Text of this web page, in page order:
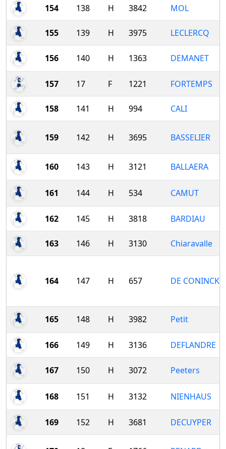
154 138 H 3842 MOL
155 139 H 3975 LECLERCQ
156 140 H 1363 DEMANET
157 17 F 1221 FORTEMPS
158 141 H 994 CALI
159 142 H 3695 BASSELIER
160 143 H 3121 BALLAERA
161 144 H 534 CAMUT
162 145 H 3818 BARDIAU
163 146 H 3130 Chiaravalle
164 147 H 657 DE CONINCK
165 148 H 3982 Petit
166 149 H 3136 DEFLANDRE
167 150 H 3072 Peeters
168 151 H 3132 NIENHAUS
169 152 H 3681 DECUYPER